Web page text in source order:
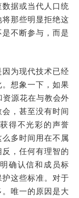
据或当代人口统
那些明显拒绝这
不断参与，而是
为现代技术已经
想象一下，如果
源花在与教会外
，甚至没有时间
得不光彩的声誉
多时间用在不属
，任何有理智的
确认信和成员标
这些标准。对于
唯一的原因是大